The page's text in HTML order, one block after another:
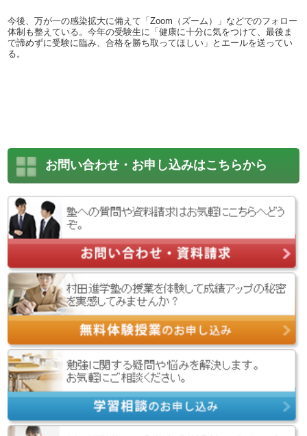
今後、万が一の感染拡大に備えて「Zoom（ズーム）」などでのフォロー
体制も整えている。今年の受験生に「健康に十分に気をつけて、最後ま
で諦めずに受験に臨み、合格を勝ち取ってほしい」とエールを送ってい
る。
お問い合わせ・お申し込みはこちらから